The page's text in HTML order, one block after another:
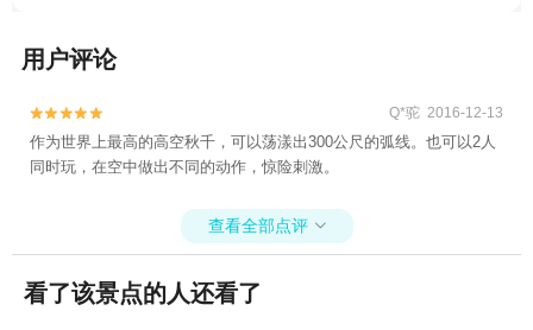
用户评论

 Q*驼 2016-12-13
作为世界上最高的高空秋千，可以荡漾出300公尺的弧线。也可以2人
同时玩，在空中做出不同的动作，惊险刺激。
查看全部点评 
看了该景点的人还看了